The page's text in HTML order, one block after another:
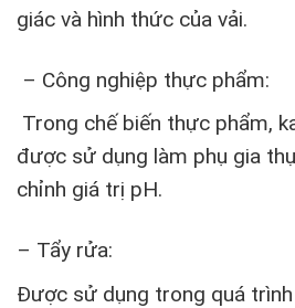
giác và hình thức của vải.
– Công nghiệp thực phẩm:
Trong chế biến thực phẩm,
được sử dụng làm phụ gia
chỉnh giá trị pH.
– Tẩy rửa:
Được sử dụng trong quá